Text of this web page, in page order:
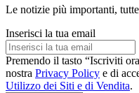
Le notizie più importanti,
Inserisci la tua email
Premendo il tasto “Iscriviti
nostra Privacy Policy e di
Utilizzo dei Siti e di Vendita.